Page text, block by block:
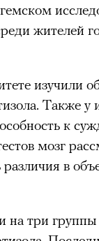
жителей
изучили
Также
к
мозг
в
на три
лет особенно
и
В Японии
стали300
их как
2024 году
м —троих.
2024 года,
Год спустя